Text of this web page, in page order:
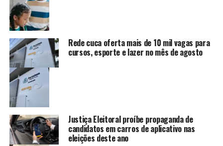
Rede cuca oferta mais de 10 mil vagas para
cursos, esporte e lazer no mês de agosto
Justiça Eleitoral proíbe propaganda de
candidatos em carros de aplicativo nas
eleições deste ano